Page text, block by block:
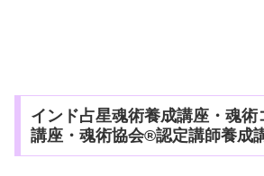
インド占星魂術養成講座・魂術
講座・魂術協会®認定講師養成